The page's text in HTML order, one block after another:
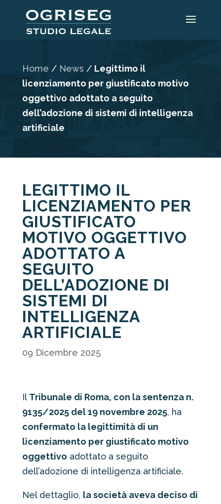
Home / News / Legittimo il
licenziamento per giustificato motivo
oggettivo adottato a seguito
dell’adozione di sistemi di intelligenza
artificiale
LEGITTIMO IL
LICENZIAMENTO PER
GIUSTIFICATO
MOTIVO OGGETTIVO
ADOTTATO A
SEGUITO
DELL’ADOZIONE DI
SISTEMI DI
INTELLIGENZA
ARTIFICIALE
09 Dicembre 2025
Il Tribunale di Roma, con la sentenza n.
9135/2025 del 19 novembre 2025, ha
confermato la legittimità di un
licenziamento per giustificato motivo
oggettivo adottato a seguito
dell’adozione di intelligenza artificiale.
Nel dettaglio, la società aveva deciso di